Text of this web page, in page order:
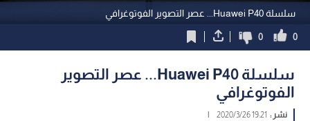
سلسلة Huawei P40... عصر التصوير الفوتوغرافي
0
0
سلسلة Huawei P40... عصر التصوير
الفوتوغرافي
نشر : 19:21 2020/3/26
|